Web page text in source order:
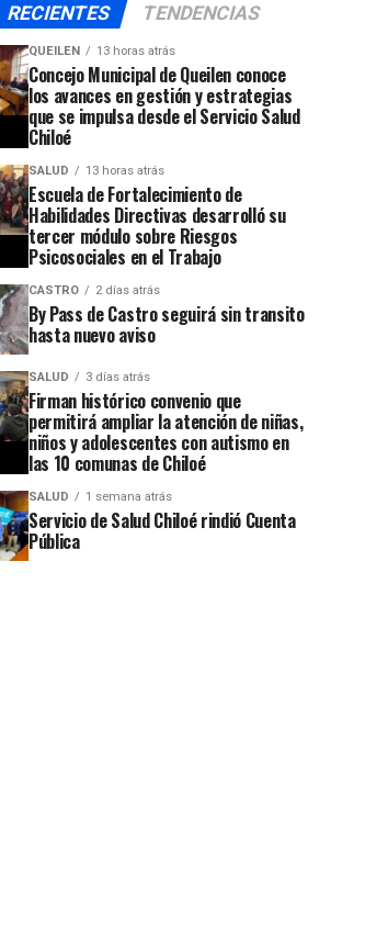
RECIENTES TENDENCIAS
QUEILEN 13 horas atrás
Concejo Municipal de Queilen conoce
los avances en gestión y estrategias
que se impulsa desde el Servicio Salud
Chiloé
SALUD 13 horas atrás
Escuela de Fortalecimiento de
Habilidades Directivas desarrolló su
tercer módulo sobre Riesgos
Psicosociales en el Trabajo
CASTRO 2 días atrás
By Pass de Castro seguirá sin transito
hasta nuevo aviso
SALUD 3 días atrás
Firman histórico convenio que
permitirá ampliar la atención de niñas,
niños y adolescentes con autismo en
las 10 comunas de Chiloé
SALUD 1 semana atrás
Servicio de Salud Chiloé rindió Cuenta
Pública